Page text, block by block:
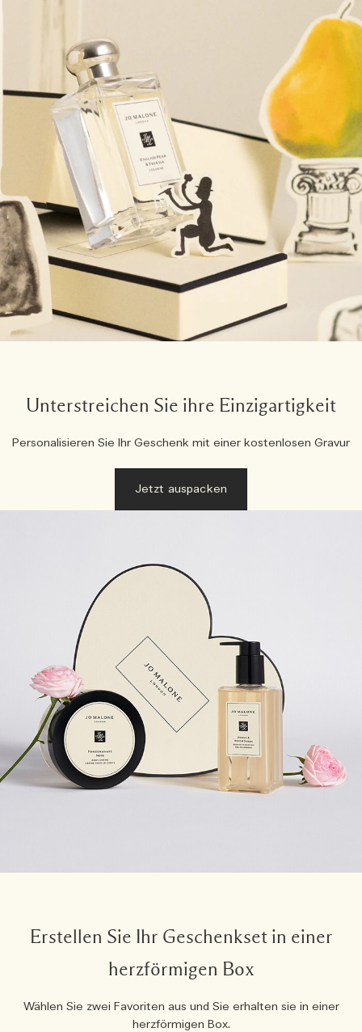
Unterstreichen Sie ihre Einzigartigkeit
Personalisieren Sie Ihr Geschenk mit einer kostenlosen Gravur
Jetzt auspacken
Erstellen Sie Ihr Geschenkset in einer
herzförmigen Box
Wählen Sie zwei Favoriten aus und Sie erhalten sie in einer
herzförmigen Box.